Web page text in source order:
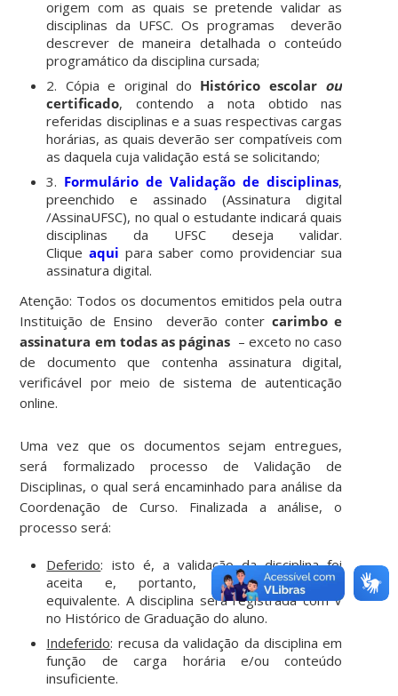
origem com as quais se pretende validar as
disciplinas da UFSC. Os programas deverão
descrever de maneira detalhada o conteúdo
programático da disciplina cursada;
2. Cópia e original do Histórico escolar ou
certificado, contendo a nota obtido nas
referidas disciplinas e a suas respectivas cargas
horárias, as quais deverão ser compatíveis com
as daquela cuja validação está se solicitando;
3. Formulário de Validação de disciplinas,
preenchido e assinado (Assinatura digital
/AssinaUFSC), no qual o estudante indicará quais
disciplinas da UFSC deseja validar.
Cliqueaqui para saber como providenciar sua
assinatura digital.
Atenção: Todos os documentos emitidos pela outra
Instituição de Ensino deverão conter carimbo e
assinatura em todas as páginas – exceto no caso
de documento que contenha assinatura digital,
verificável por meio de sistema de autenticação
online.
Uma vez que os documentos sejam entregues,
será formalizado processo de Validação de
Disciplinas, o qual será encaminhado para análise da
Coordenação de Curso. Finalizada a análise, o
processo será:
Deferido: isto é, a validação da disciplina foi
aceita e, portanto, será considerada
equivalente. A disciplina será registrada com V
no Histórico de Graduação do aluno.
Indeferido: recusa da validação da disciplina em
função de carga horária e/ou conteúdo
insuficiente.